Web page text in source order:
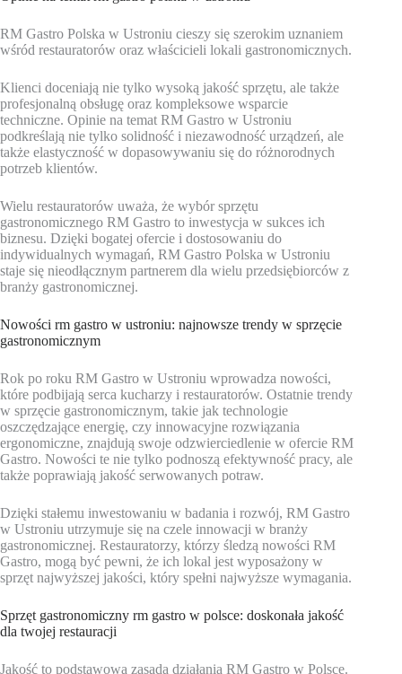
RM Gastro Polska w Ustroniu cieszy się szerokim uznaniem
wśród restauratorów oraz właścicieli lokali gastronomicznych.
Klienci doceniają nie tylko wysoką jakość sprzętu, ale także
profesjonalną obsługę oraz kompleksowe wsparcie
techniczne. Opinie na temat RM Gastro w Ustroniu
podkreślają nie tylko solidność i niezawodność urządzeń, ale
także elastyczność w dopasowywaniu się do różnorodnych
potrzeb klientów.
Wielu restauratorów uważa, że wybór sprzętu
gastronomicznego RM Gastro to inwestycja w sukces ich
biznesu. Dzięki bogatej ofercie i dostosowaniu do
indywidualnych wymagań, RM Gastro Polska w Ustroniu
staje się nieodłącznym partnerem dla wielu przedsiębiorców z
branży gastronomicznej.
Nowości rm gastro w ustroniu: najnowsze trendy w sprzęcie
gastronomicznym
Rok po roku RM Gastro w Ustroniu wprowadza nowości,
które podbijają serca kucharzy i restauratorów. Ostatnie trendy
w sprzęcie gastronomicznym, takie jak technologie
oszczędzające energię, czy innowacyjne rozwiązania
ergonomiczne, znajdują swoje odzwierciedlenie w ofercie RM
Gastro. Nowości te nie tylko podnoszą efektywność pracy, ale
także poprawiają jakość serwowanych potraw.
Dzięki stałemu inwestowaniu w badania i rozwój, RM Gastro
w Ustroniu utrzymuje się na czele innowacji w branży
gastronomicznej. Restauratorzy, którzy śledzą nowości RM
Gastro, mogą być pewni, że ich lokal jest wyposażony w
sprzęt najwyższej jakości, który spełni najwyższe wymagania.
Sprzęt gastronomiczny rm gastro w polsce: doskonała jakość
dla twojej restauracji
Jakość to podstawowa zasada działania RM Gastro w Polsce.